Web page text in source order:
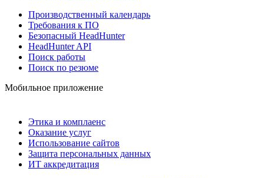
Производственный календарь
Требования к ПО
Безопасный HeadHunter
HeadHunter API
Поиск работы
Поиск по резюме
Мобильное приложение
Этика и комплаенс
Оказание услуг
Использование сайтов
Защита персональных данных
ИТ аккредитация